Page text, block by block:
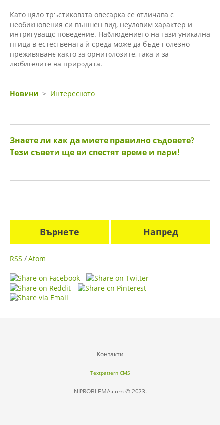
Като цяло тръстиковата овесарка се отличава с
необикновения си външен вид, неуловим характер и
интригуващо поведение. Наблюдението на тази уникална
птица в естествената ѝ среда може да бъде полезно
преживяване както за орнитолозите, така и за
любителите на природата.
Новини > Интересното
Знаете ли как да миете правилно съдовете?
Тези съвети ще ви спестят време и пари!
Върнете Напред
RSS / Atom
Контакти
Textpattern CMS
NIPROBLEMA.com © 2023.